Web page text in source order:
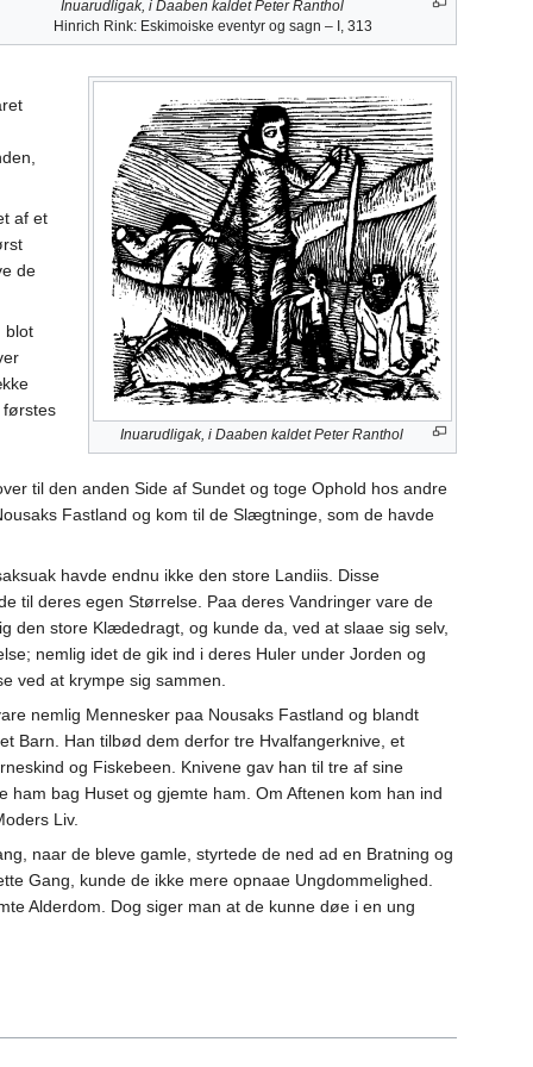
Inuarudligak, i Daaben kaldet Peter Ranthol
Hinrich Rink: Eskimoiske eventyr og sagn – I, 313
Inuarudligak, i Daaben kaldet Peter Ranthol
af et
de
blot
førstes
til den anden Side af Sundet og toge Ophold hos andre
Fastland og kom til de Slægtninge, som de havde
havde endnu ikke den store Landiis. Disse
til deres egen Størrelse. Paa deres Vandringer vare de
den store Klædedragt, og kunde da, ved at slaae sig selv,
nemlig idet de gik ind i deres Huler under Jorden og
ved at krympe sig sammen.
nemlig Mennesker paa Nousaks Fastland og blandt
Barn. Han tilbød dem derfor tre Hvalfangerknive, et
og Fiskebeen. Knivene gav han til tre af sine
bag Huset og gjemte ham. Om Aftenen kom han ind
Liv.
naar de bleve gamle, styrtede de ned ad en Bratning og
Gang, kunde de ikke mere opnaae Ungdommelighed.
Alderdom. Dog siger man at de kunne døe i en ung